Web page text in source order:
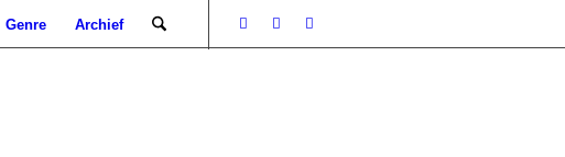
Genre Archief